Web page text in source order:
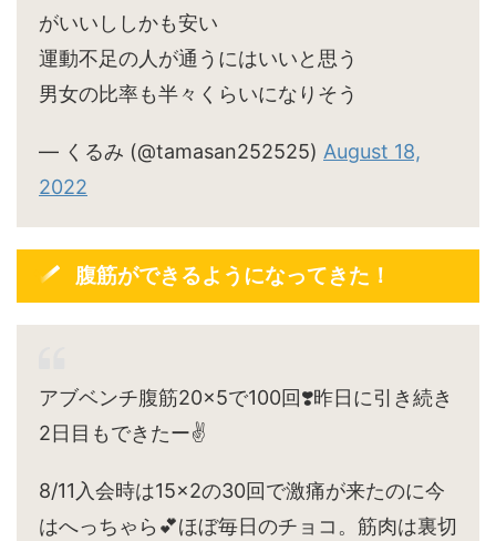
がいいししかも安い
運動不足の人が通うにはいいと思う
男女の比率も半々くらいになりそう
— くるみ (@tamasan252525) August 18,
2022
腹筋ができるようになってきた！
アブベンチ腹筋20×5で100回❣️昨日に引き続き
2日目もできたー✌️
8/11入会時は15×2の30回で激痛が来たのに今
はへっちゃら💕ほぼ毎日のチョコ。筋肉は裏切